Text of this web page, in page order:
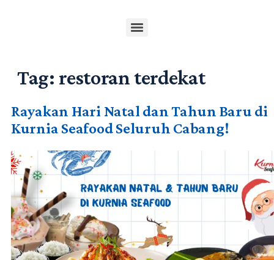
Tag: restoran terdekat
Rayakan Hari Natal dan Tahun Baru di
Kurnia Seafood Seluruh Cabang!